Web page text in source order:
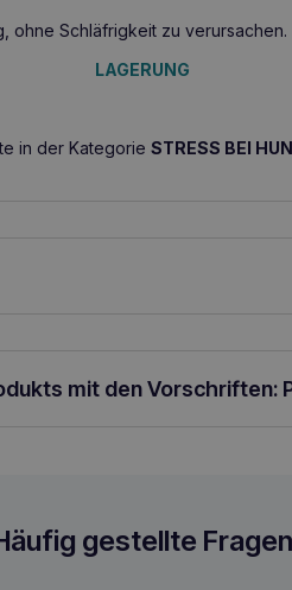
ohne Schläfrigkeit zu verursachen.
LAGERUNG
in der Kategorie STRESS BEI
verwenden Sie Anxitane
bei Bedarf. Die empfohlene
mit den Vorschriften:
gestellte Fragen